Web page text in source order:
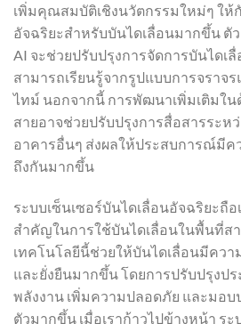
เพิ่มคุณสมบัติเชิงนวัตกรรมใหม่ๆ ให้
อัจฉริยะสำหรับบันไดเลื่อนมากขึ้น ตั
AI จะช่วยปรับปรุงการจัดการบันไดเ
สามารถเรียนรู้จากรูปแบบการจราจ
ไทม์ นอกจากนี้ การพัฒนาเพิ่มเติมใน
สายอาจช่วยปรับปรุงการสื่อสารระห
อาคารอื่นๆ ส่งผลให้ประสบการณ์มีค
ถึงกันมากขึ้น
ระบบเซ็นเซอร์บันไดเลื่อนอัจฉริยะถื
สำคัญในการใช้บันไดเลื่อนในพื้นที่ส
เทคโนโลยีนี้ช่วยให้บันไดเลื่อนมีคว
และยั่งยืนมากขึ้น โดยการปรับปรุงป
พลังงาน เพิ่มความปลอดภัย และมอ
ตัวมากขึ้น เมื่อเราก้าวไปข้างหน้า ร